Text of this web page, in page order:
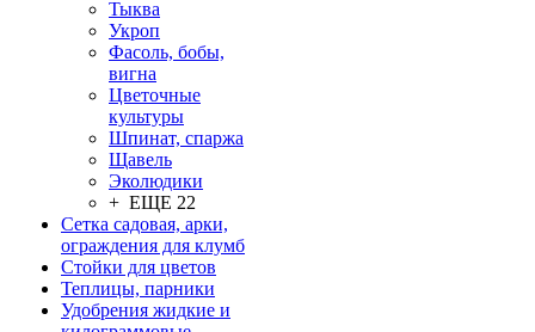
Тыква
Укроп
Фасоль, бобы,
вигна
Цветочные
культуры
Шпинат, спаржа
Щавель
Эколюдики
+ ЕЩЕ 22
Сетка садовая, арки,
ограждения для клумб
Стойки для цветов
Теплицы, парники
Удобрения жидкие и